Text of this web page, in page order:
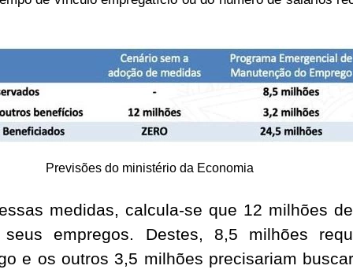
Previsões do ministério da Economia
medidas, calcula-se que 12 milhões
seus empregos. Destes, 8,5 milhões
e os outros 3,5 milhões precisariam